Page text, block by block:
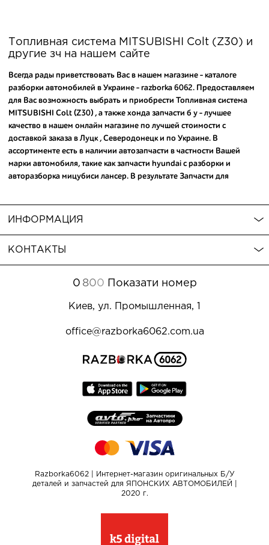
Топливная система MITSUBISHI Colt (Z30) и
другие зч на нашем сайте
Всегда рады приветствовать Вас в нашем магазине - каталоге
разборки автомобилей в Украине - razborka 6062. Предоставляем
для Вас возможность выбрать и приобрести Топливная система
MITSUBISHI Colt (Z30) , а также хонда запчасти б у - лучшее
качество в нашем онлайн магазине по лучшей стоимости с
доставкой заказа в Луцк , Северодонецк и по Украине. В
ассортименте есть в наличии автозапчасти в частности Вашей
марки автомобиля, такие какзапчасти hyundai с разборки и
авторазборка мицубиси лансер. В результате Запчасти для
сайте. Обратите внимание - среди товаров для авто Вы можете
купить запчасти lexus rx
ИНФОРМАЦИЯ
КОНТАКТЫ
0 800 Показати номер
Киев, ул. Промышленная, 1
office@razborka6062.com.ua
Razborka6062 | Интернет-магазин оригинальных Б/У
деталей и запчастей для ЯПОНСКИХ АВТОМОБИЛЕЙ |
2020 г.